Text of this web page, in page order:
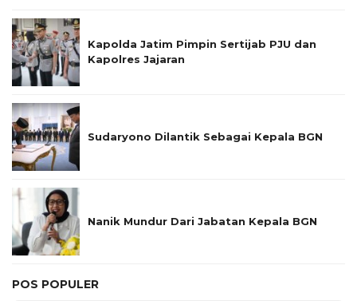
Kapolda Jatim Pimpin Sertijab PJU dan
Kapolres Jajaran
Sudaryono Dilantik Sebagai Kepala BGN
Nanik Mundur Dari Jabatan Kepala BGN
POS POPULER